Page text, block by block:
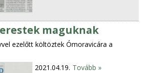
maguknak
ezelőtt költöztek Ómoravicára a
2021.04.19. Tovább »